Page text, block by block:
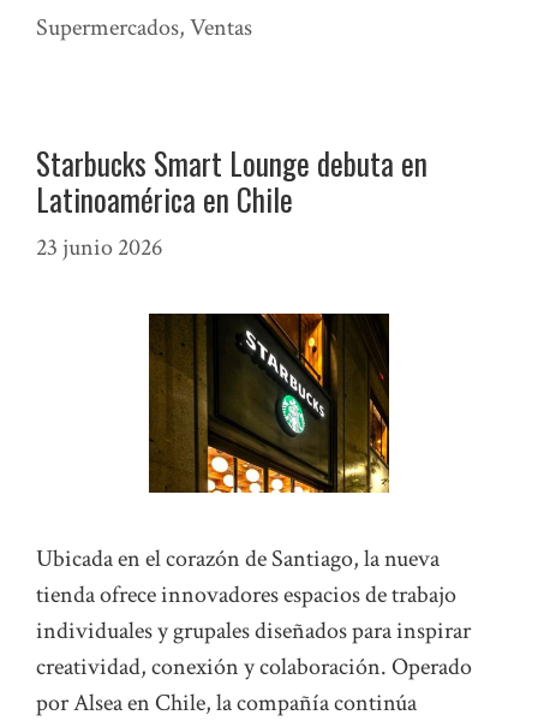
Supermercados,Ventas
Starbucks Smart Lounge debuta en
Latinoamérica en Chile
23 junio 2026
Ubicada en el corazón de Santiago, la nueva
tienda ofrece innovadores espacios de trabajo
individuales y grupales diseñados para inspirar
creatividad, conexión y colaboración. Operado
por Alsea en Chile, la compañía continúa